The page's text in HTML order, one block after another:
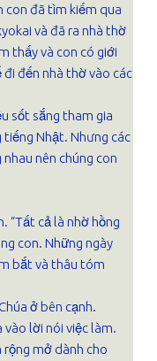
con đã tìm kiếm qua
và đã ra nhà thờ
thấy và con có giới
đi đến nhà thờ vào các
sốt sắng tham gia
Nhật. Nhưng các
nên chúng con
“Tất cả là nhờ hồng
con. Những ngày
bắt và thâu tóm
ở bên cạnh.
vào lời nói việc làm.
mở dành cho